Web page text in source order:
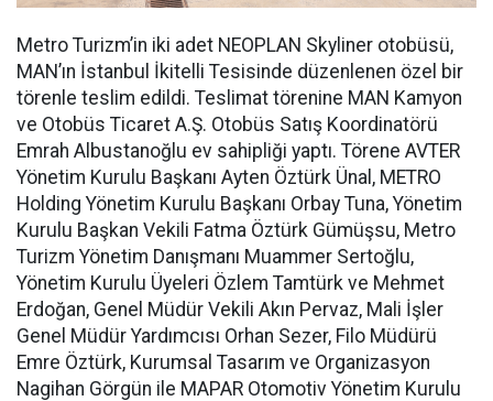
Metro Turizm’in iki adet NEOPLAN Skyliner otobüsü,
MAN’ın İstanbul İkitelli Tesisinde düzenlenen özel bir
törenle teslim edildi. Teslimat törenine MAN Kamyon
ve Otobüs Ticaret A.Ş. Otobüs Satış Koordinatörü
Emrah Albustanoğlu ev sahipliği yaptı. Törene AVTER
Yönetim Kurulu Başkanı Ayten Öztürk Ünal, METRO
Holding Yönetim Kurulu Başkanı Orbay Tuna, Yönetim
Kurulu Başkan Vekili Fatma Öztürk Gümüşsu, Metro
Turizm Yönetim Danışmanı Muammer Sertoğlu,
Yönetim Kurulu Üyeleri Özlem Tamtürk ve Mehmet
Erdoğan, Genel Müdür Vekili Akın Pervaz, Mali İşler
Genel Müdür Yardımcısı Orhan Sezer, Filo Müdürü
Emre Öztürk, Kurumsal Tasarım ve Organizasyon
Nagihan Görgün ile MAPAR Otomotiv Yönetim Kurulu